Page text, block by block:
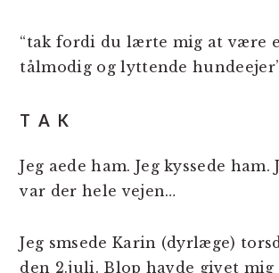
“tak fordi du lærte mig at være
tålmodig og lyttende
T A K
Jeg aede ham. Jeg kyssede ham.
var der hele vejen…
Jeg smsede Karin (dyrlæge)
den 2.juli. Blop havde givet mig